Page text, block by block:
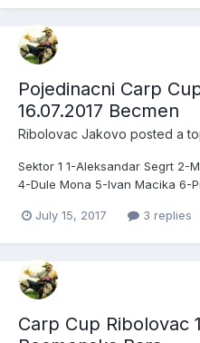
Pojedinacni Carp
16.07.2017 Becmen
Ribolovac Jakovo posted a
Sektor 1 1-Aleksandar Segrt 2-
4-Dule Mona 5-Ivan Macika 6-
Tankosic Family 12-Vlajosi 13-
July 15, 2017 3 replies
Carp Cup Ribolovac